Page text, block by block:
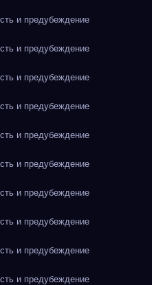
и предубеждение
и предубеждение
и предубеждение
и предубеждение
и предубеждение
и предубеждение
и предубеждение
и предубеждение
и предубеждение
и предубеждение